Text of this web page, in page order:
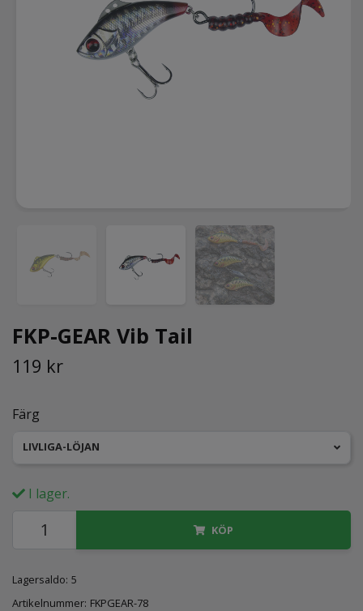
FKP-GEAR Vib Tail
119 kr
Färg
LIVLIGA-LÖJAN
I lager.
KÖP
Lagersaldo: 5
Artikelnummer: FKPGEAR-78